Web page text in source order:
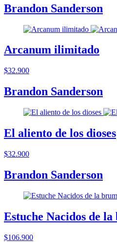
Brandon Sanderson
Arcanum ilimitado
$32.900
Brandon Sanderson
El aliento de los dioses
$32.900
Brandon Sanderson
Estuche Nacidos de
$106.900